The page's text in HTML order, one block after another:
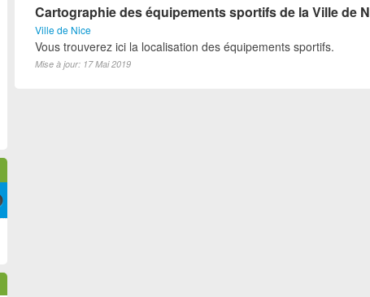
Cartographie des équipements sportifs de la Ville de
Ville de Nice
Vous trouverez ici la localisation des équipements sportifs.
Mise à jour: 17 Mai 2019